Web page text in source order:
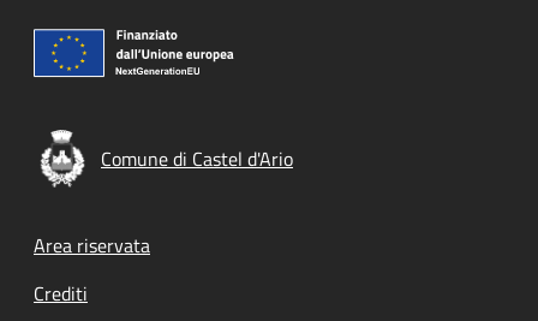
Comune di Castel d'Ario
Footer menu
Area riservata
Crediti